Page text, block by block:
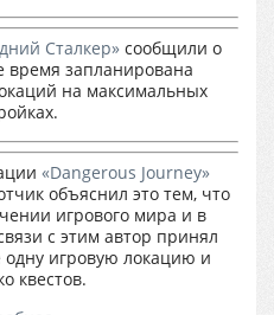
Сталкер» сообщили о
время запланирована
на максимальных
«Dangerous Journey»
объяснил это тем, что
игрового мира и в
с этим автор принял
игровую локацию и
квестов.